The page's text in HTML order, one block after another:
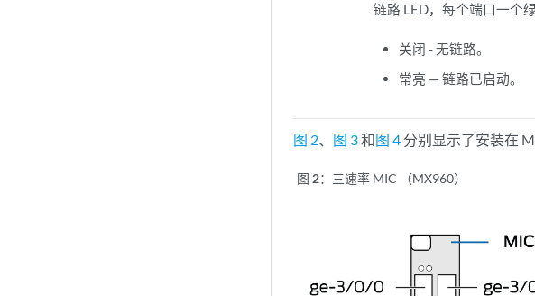
链路 LED，每个端口一个绿
关闭 - 无链路。
常亮 — 链路已启动。
图 2、 图 3和图 4 分别显示了安装在
图 2： 三速率 MIC （MX960）